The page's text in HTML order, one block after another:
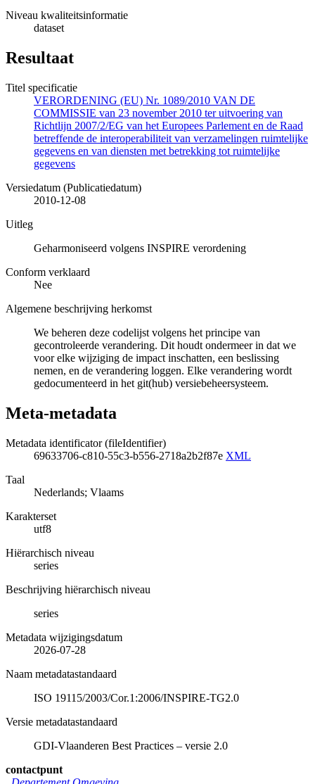
Niveau kwaliteitsinformatie
dataset
Resultaat
Titel specificatie
VERORDENING (EU) Nr. 1089/2010 VAN DE
COMMISSIE van 23 november 2010 ter uitvoering van
Richtlijn 2007/2/EG van het Europees Parlement en de Raad
betreffende de interoperabiliteit van verzamelingen ruimtelijke
gegevens en van diensten met betrekking tot ruimtelijke
gegevens
Versiedatum (Publicatiedatum)
2010-12-08
Uitleg
Geharmoniseerd volgens INSPIRE verordening
Conform verklaard
Nee
Algemene beschrijving herkomst
We beheren deze codelijst volgens het principe van
gecontroleerde verandering. Dit houdt ondermeer in dat we
voor elke wijziging de impact inschatten, een beslissing
nemen, en de verandering loggen. Elke verandering wordt
gedocumenteerd in het git(hub) versiebeheersysteem.
Meta-metadata
Metadata identificator (fileIdentifier)
69633706-c810-55c3-b556-2718a2b2f87e XML
Taal
Nederlands; Vlaams
Karakterset
utf8
Hiërarchisch niveau
series
Beschrijving hiërarchisch niveau
series
Metadata wijzigingsdatum
2026-07-28
Naam metadatastandaard
ISO 19115/2003/Cor.1:2006/INSPIRE-TG2.0
Versie metadatastandaard
GDI-Vlaanderen Best Practices – versie 2.0
contactpunt